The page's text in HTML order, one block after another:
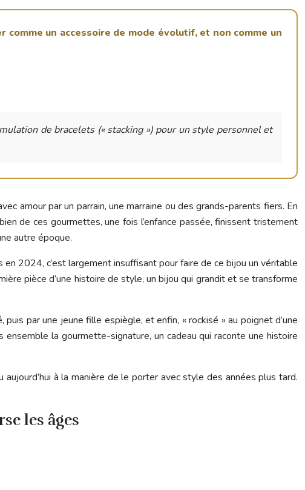
un accessoire de mode évolutif, et non comme un
de bracelets (« stacking ») pour un style personnel et
amour par un parrain, une marraine ou des grands-parents fiers. En
de ces gourmettes, une fois l’enfance passée, finissent tristement
autre époque.
en 2024, c’est largement insuffisant pour faire de ce bijou un véritable
pièce d’une histoire de style, un bijou qui grandit et se transforme
par une jeune fille espiègle, et enfin, « rockisé » au poignet d’une
la gourmette-signature, un cadeau qui raconte une histoire
à la manière de le porter avec style des années plus tard.
les âges